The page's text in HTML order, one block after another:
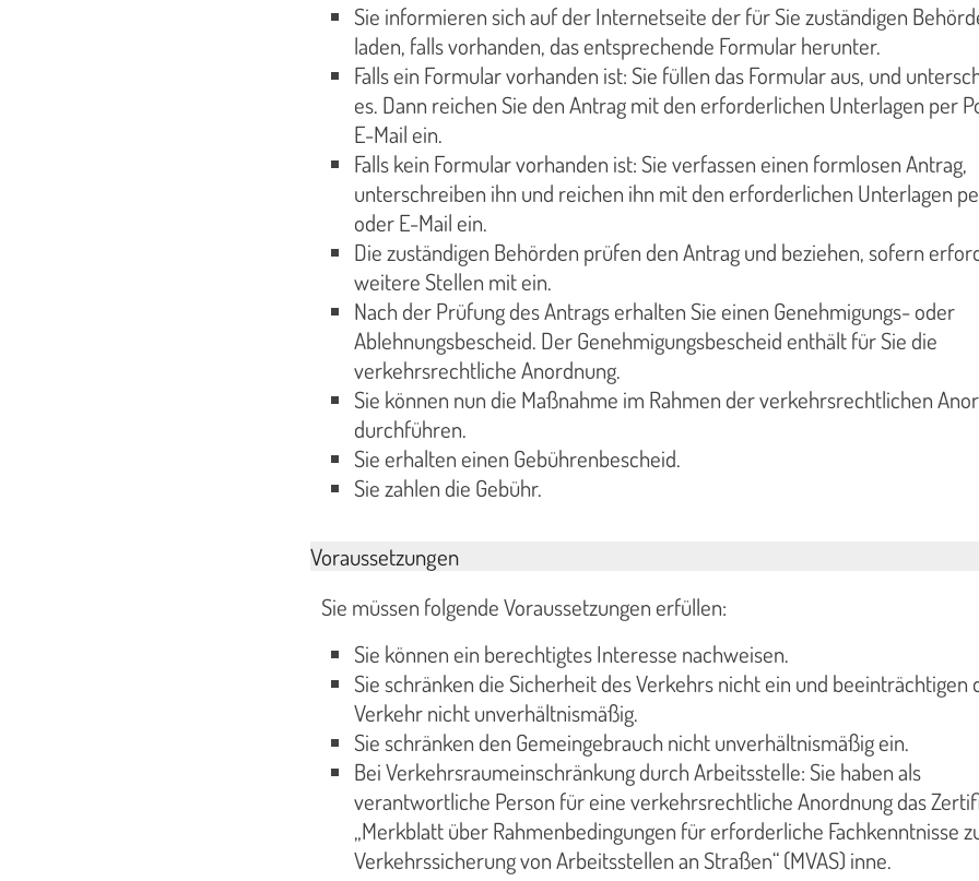
Sie informieren sich auf der Internetseite der für Sie zuständigen
laden, falls vorhanden, das entsprechende Formular herunter.
Falls ein Formular vorhanden ist: Sie füllen das Formular aus, und
es. Dann reichen Sie den Antrag mit den erforderlichen Unterlagen per
E-Mail ein.
Falls kein Formular vorhanden ist: Sie verfassen einen formlosen Antrag,
unterschreiben ihn und reichen ihn mit den erforderlichen Unterlagen
oder E-Mail ein.
Die zuständigen Behörden prüfen den Antrag und beziehen, sofern
weitere Stellen mit ein.
Nach der Prüfung des Antrags erhalten Sie einen Genehmigungs- oder
Ablehnungsbescheid. Der Genehmigungsbescheid enthält für Sie die
verkehrsrechtliche Anordnung.
Sie können nun die Maßnahme im Rahmen der verkehrsrechtlichen
durchführen.
Sie erhalten einen Gebührenbescheid.
Sie zahlen die Gebühr.
Voraussetzungen
Sie müssen folgende Voraussetzungen erfüllen:
Sie können ein berechtigtes Interesse nachweisen.
Sie schränken die Sicherheit des Verkehrs nicht ein und beeinträchtigen
Verkehr nicht unverhältnismäßig.
Sie schränken den Gemeingebrauch nicht unverhältnismäßig ein.
Bei Verkehrsraumeinschränkung durch Arbeitsstelle: Sie haben als
verantwortliche Person für eine verkehrsrechtliche Anordnung das
„Merkblatt über Rahmenbedingungen für erforderliche Fachkenntnisse
Verkehrssicherung von Arbeitsstellen an Straßen“ (MVAS) inne.